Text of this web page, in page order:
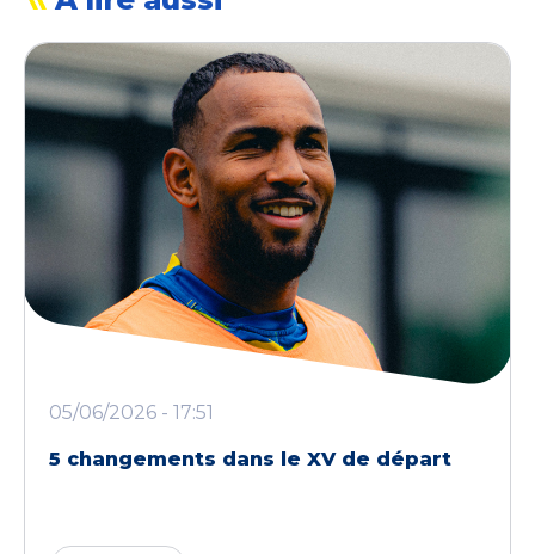
05/06/2026 - 17:51
5 changements dans le XV de départ